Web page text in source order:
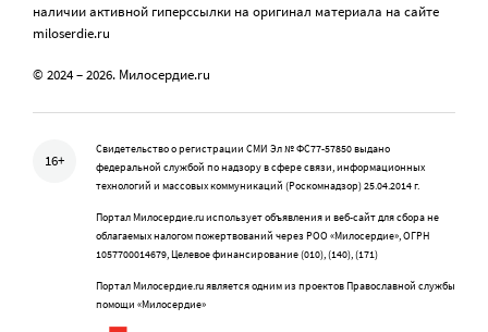
наличии активной гиперссылки на оригинал материала на сайте
miloserdie.ru
© 2024 – 2026. Милосердие.ru
16+
Свидетельство о регистрации СМИ Эл № ФС77-57850 выдано
федеральной службой по надзору в сфере связи, информационных
технологий и массовых коммуникаций (Роскомнадзор) 25.04.2014 г.
Портал Милосердие.ru использует объявления и веб-сайт для сбора не
облагаемых налогом пожертвований через РОО «Милосердие», ОГРН
1057700014679, Целевое финансирование (010), (140), (171)
Портал Милосердие.ru является одним из проектов Православной службы
помощи «Милосердие»